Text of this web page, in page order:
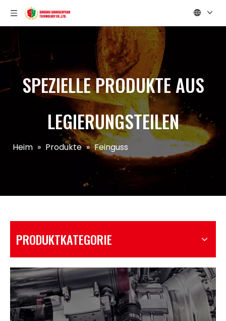
SPEZIELLE PRODUKTE AUS
LEGIERUNGSTEILEN
Heim » Produkte » Feinguss
PRODUKTKATEGORIE